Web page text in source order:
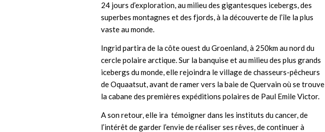
24 jours d’exploration, au milieu des gigantesques icebergs, des
superbes montagnes et des fjords, à la découverte de l’île la plus
vaste au monde.
Ingrid partira de la côte ouest du Groenland, à 250km au nord du
cercle polaire arctique. Sur la banquise et au milieu des plus grands
icebergs du monde, elle rejoindra le village de chasseurs-pêcheurs
de Oquaatsut, avant de ramer vers la baie de Quervain où se trouve
la cabane des premières expéditions polaires de Paul Emile Victor.
A son retour, elle ira témoigner dans les instituts du cancer, de
l’intérêt de garder l’envie de réaliser ses rêves, de continuer à